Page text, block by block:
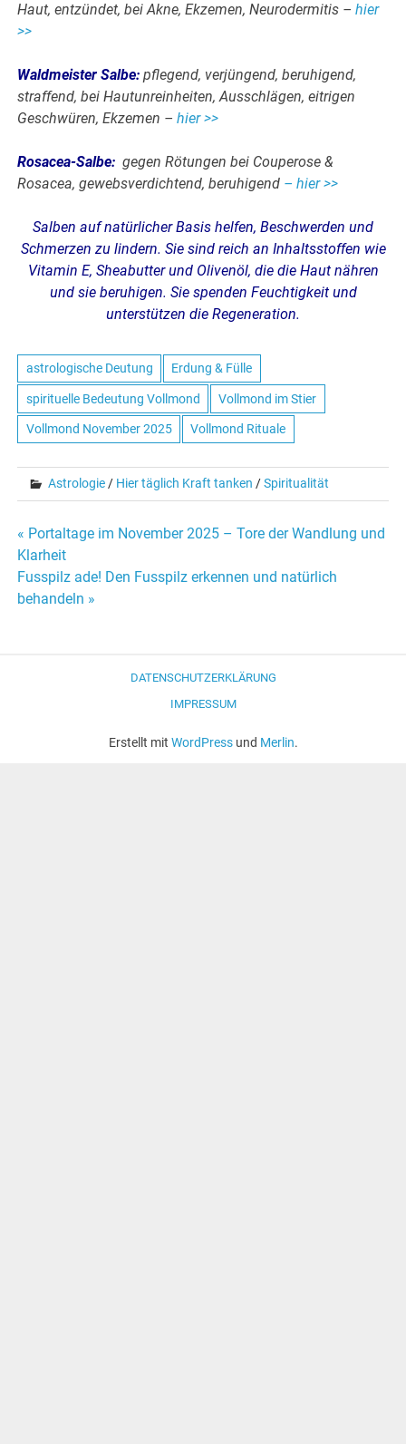
Haut, entzündet, bei Akne, Ekzemen, Neurodermitis –hier
>>
Waldmeister Salbe: pflegend, verjüngend, beruhigend,
straffend, bei Hautunreinheiten, Ausschlägen, eitrigen
Geschwüren, Ekzemen –hier >>
Rosacea-Salbe: gegen Rötungen bei Couperose &
Rosacea, gewebsverdichtend, beruhigend – hier >>
Salben auf natürlicher Basis helfen, Beschwerden und
Schmerzen zu lindern. Sie sind reich an Inhaltsstoffen wie
Vitamin E, Sheabutter und Olivenöl, die die Haut nähren
und sie beruhigen. Sie spenden Feuchtigkeit und
unterstützen die Regeneration.
astrologische Deutung Erdung & Fülle
spirituelle Bedeutung Vollmond Vollmond im Stier
Vollmond November 2025 Vollmond Rituale
Astrologie / Hier täglich Kraft tanken /Spiritualität
Beitrags-
Navigation
« Portaltage im November 2025 – Tore der Wandlung und
Klarheit
Fusspilz ade! Den Fusspilz erkennen und natürlich
behandeln »
DATENSCHUTZERKLÄRUNG
IMPRESSUM
Erstellt mit WordPressund Merlin.